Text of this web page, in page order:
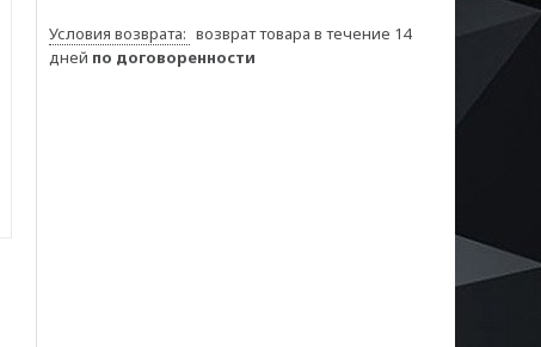
возврат товара в течение 14
дней по договоренности